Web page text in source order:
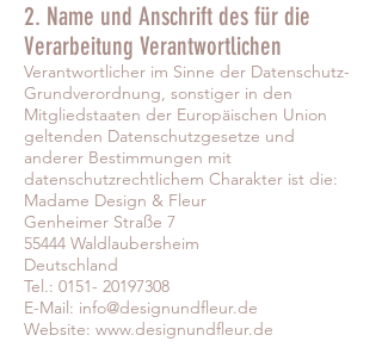
2. Name und Anschrift des für die
Verarbeitung Verantwortlichen
Verantwortlicher im Sinne der Datenschutz-
Grundverordnung, sonstiger in den
Mitgliedstaaten der Europäischen Union
geltenden Datenschutzgesetze und
anderer Bestimmungen mit
datenschutzrechtlichem Charakter ist die:
Madame Design & Fleur
Genheimer Straße 7
55444 Waldlaubersheim
Deutschland
Tel.: 0151- 20197308
E-Mail: info@designundfleur.de
Website: www.designundfleur.de